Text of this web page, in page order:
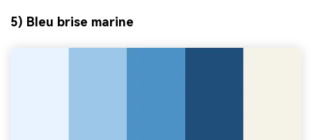
5) Bleu brise marine